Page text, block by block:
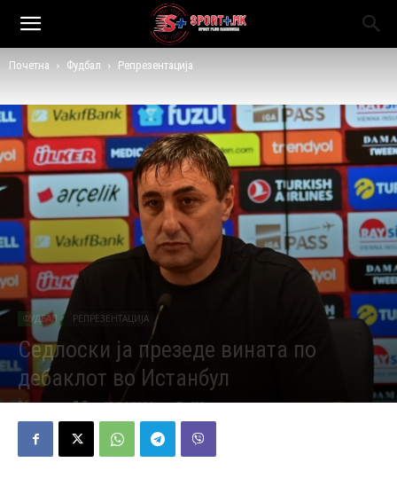
Почетна Фудбал Репрезентација
ФУДБАЛ РЕПРЕЗЕНТАЦИЈА
Седлоски ја презеде вината по
дебаклот во Истанбул
Објавено од Д.Т. - 02/06/2026 602